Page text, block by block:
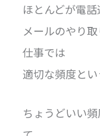
ほとんどが電話
メールのやり
仕事では
適切な頻度とい
ちょうどいい